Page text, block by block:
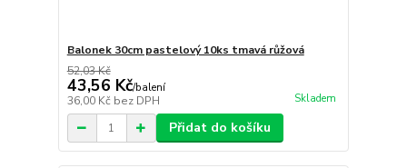
Balonek 30cm pastelový 10ks tmavá růžová
52,03 Kč
43,56 Kč/balení
36,00 Kč bez DPH Skladem
Přidat do košíku